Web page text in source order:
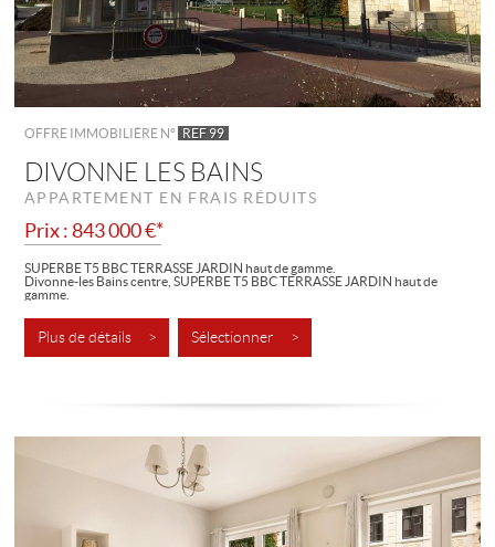
OFFRE IMMOBILIÈRE N° REF 99
DIVONNE LES BAINS
APPARTEMENT EN FRAIS RÉDUITS
Prix : 843 000 €*
SUPERBE T5 BBC TERRASSE JARDIN haut de gamme.
Divonne-les Bains centre, SUPERBE T5 BBC TERRASSE JARDIN haut de
gamme.
vivre...
Plus de détails > Sélectionner >